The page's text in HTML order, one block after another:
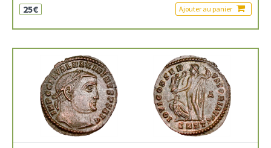
25€ Ajouter au panier